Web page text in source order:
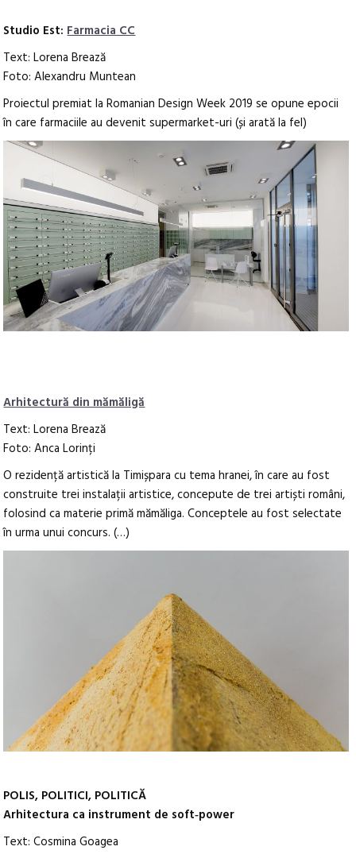
Studio Est:Farmacia CC
Text: Lorena Brează
Foto: Alexandru Muntean
Proiectul premiat la Romanian Design Week 2019 se opune epocii
în care farmaciile au devenit supermarket-uri (și arată la fel)
Arhitectură din mămăligă
Text: Lorena Brează
Foto: Anca Lorinți
O rezidență artistică la Timișpara cu tema hranei, în care au fost
construite trei instalații artistice, concepute de trei artiști români,
folosind ca materie primă mămăliga. Conceptele au fost selectate
în urma unui concurs. (…)
POLIS, POLITICI, POLITICĂ
Arhitectura ca instrument de soft‑power
Text: Cosmina Goagea